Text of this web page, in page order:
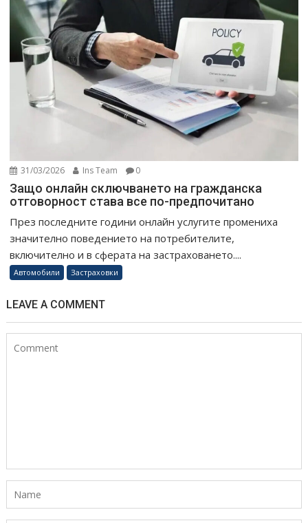
31/03/2026 Ins Team 0
Защо онлайн сключването на гражданска
отговорност става все по-предпочитано
През последните години онлайн услугите промениха
значително поведението на потребителите,
включително и в сферата на застраховането....
Автомобили Застраховки
LEAVE A COMMENT